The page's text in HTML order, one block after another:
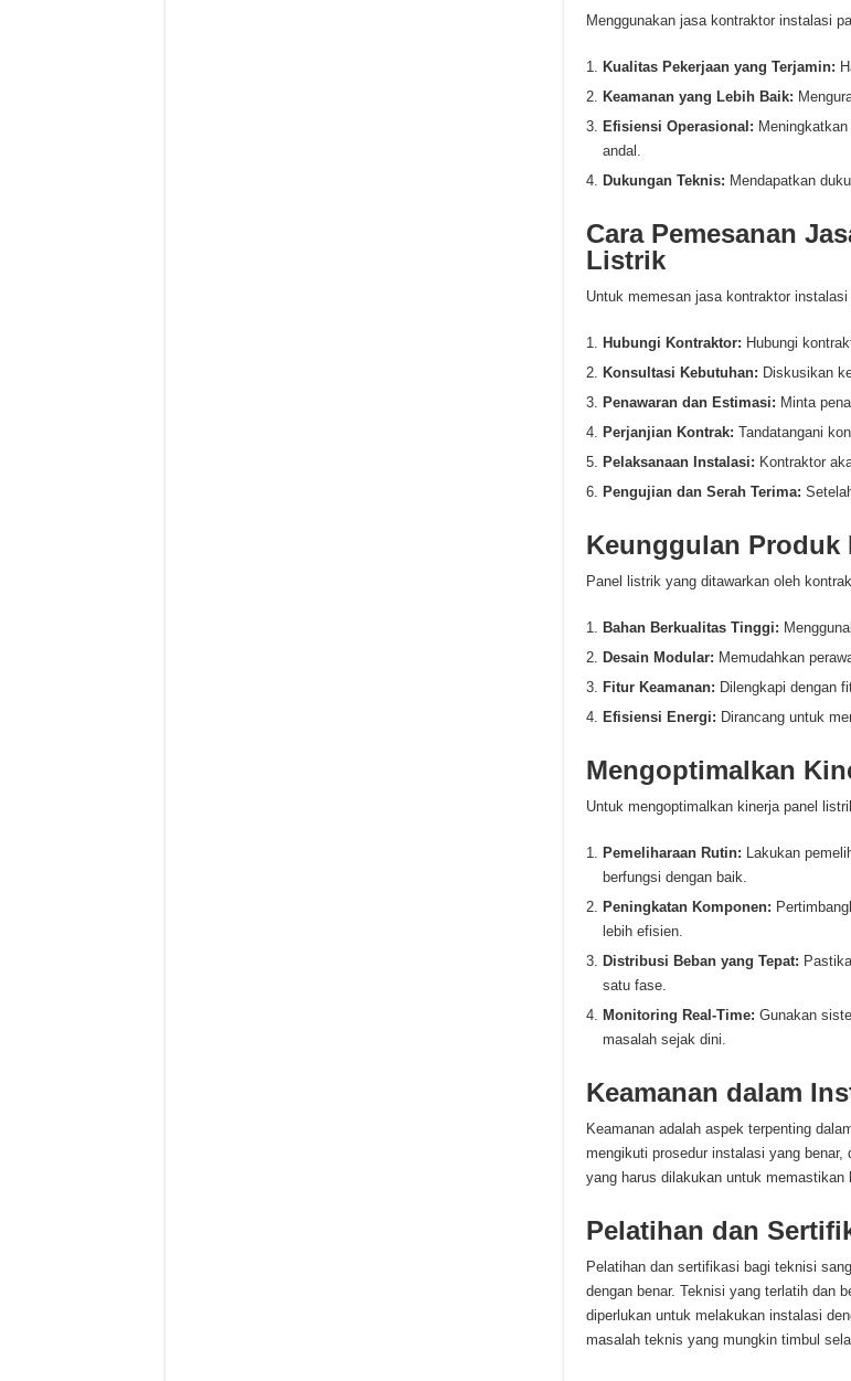
Menggunakan jasa kontraktor instalasi
Kualitas Pekerjaan yang Terjamin:
Keamanan yang Lebih Baik:
Efisiensi Operasional:
andal.
Dukungan Teknis: Mendapatkan
Cara Pemesanan
Listrik
Untuk memesan jasa kontraktor
Hubungi Kontraktor: Hubungi
Konsultasi Kebutuhan: Diskusikan
Penawaran dan Estimasi: Minta
Perjanjian Kontrak: Tandatangani
Pelaksanaan Instalasi: Kontraktor
Pengujian dan Serah Terima:
Keunggulan Produk
Panel listrik yang ditawarkan oleh
Bahan Berkualitas Tinggi:
Desain Modular: Memudahkan
Fitur Keamanan: Dilengkapi dengan
Efisiensi Energi: Dirancang untuk
Mengoptimalkan
Untuk mengoptimalkan kinerja panel
Pemeliharaan Rutin: Lakukan
berfungsi dengan baik.
Peningkatan Komponen:
lebih efisien.
Distribusi Beban yang Tepat:
satu fase.
Monitoring Real-Time: Gunakan
masalah sejak dini.
Keamanan dalam
Keamanan adalah aspek terpenting
mengikuti prosedur instalasi yang benar,
yang harus dilakukan untuk memastikan
Pelatihan dan
Pelatihan dan sertifikasi bagi teknisi
dengan benar. Teknisi yang terlatih dan
diperlukan untuk melakukan instalasi
masalah teknis yang mungkin timbul